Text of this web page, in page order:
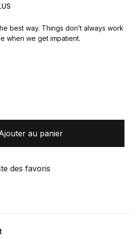
best way. Things don’t always work
when we get impatient.
au panier
des favoris